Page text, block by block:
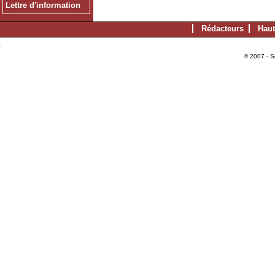
Lettre d'information
Rédacteurs
© 2007 -